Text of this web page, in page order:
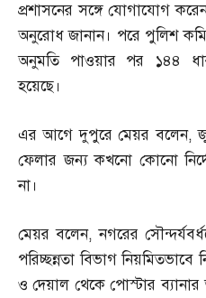
প্রশাসনের সঙ্গে যোগাযোগ
অনুরোধ জানান। পরে পুলিশ
অনুমতি পাওয়ার পর ১৪৪ ধারা
হয়েছে।
এর আগে দুপুরে মেয়র বলেন,
ফেলার জন্য কখনো কোনো
না।
মেয়র বলেন,নগরের
পরিচ্ছন্নতা বিভাগ নিয়মিতভাবে
ও দেয়াল থেকে পোস্টার